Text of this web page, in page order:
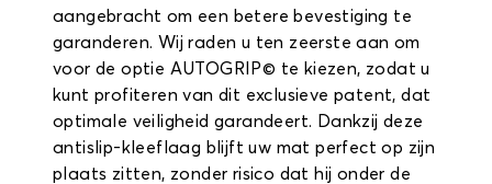
aangebracht om een betere bevestiging te
garanderen. Wij raden u ten zeerste aan om
voor de optie AUTOGRIP© te kiezen, zodat u
kunt profiteren van dit exclusieve patent, dat
optimale veiligheid garandeert. Dankzij deze
antislip-kleeflaag blijft uw mat perfect op zijn
plaats zitten, zonder risico dat hij onder de